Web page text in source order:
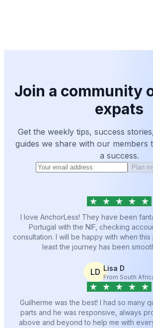
Join a community
expats
Get the weekly tips, success
guides we share with our members
a success.
Plan
I love AnchorLess! They have been
Portugal with the NIF, checking
consultation. I will be happy with when
least the journey has been
LD Lisa D
From South
Guilherme was the best! I had so many
parts and he was responsive, always
above and beyond to help me with